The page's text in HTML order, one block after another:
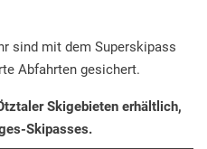
sind mit dem Superskipass
Abfahrten gesichert.
Skigebieten erhältlich,
Skipasses.